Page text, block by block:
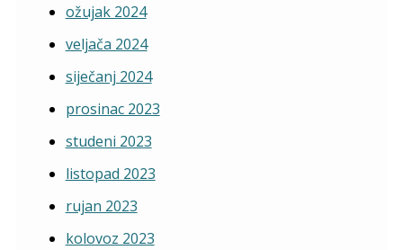
ožujak 2024
veljača 2024
siječanj 2024
prosinac 2023
studeni 2023
listopad 2023
rujan 2023
kolovoz 2023